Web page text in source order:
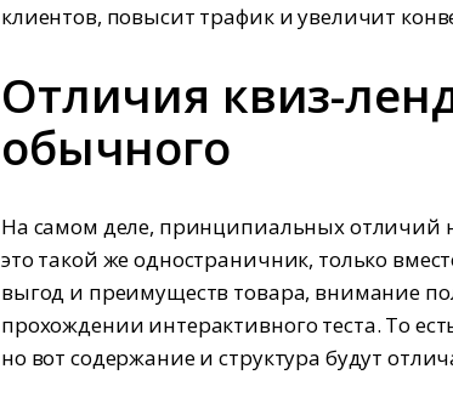
клиентов, повысит трафик и увеличит
Отличия квиз-
обычного
На самом деле, принципиальных отличий
это такой же одностраничник, только
выгод и преимуществ товара, внимание
прохождении интерактивного теста. То
но вот содержание и структура будут